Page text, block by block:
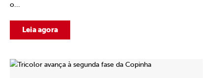
o...
Leia agora